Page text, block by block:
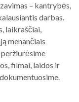
– kantrybės,
darbas.
laikraščiai,
menančiais
filmai, laidos ir